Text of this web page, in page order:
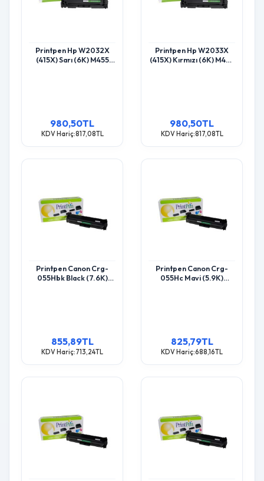
Printpen Hp W2032X
(415X) Sarı (6K) M455
980,50TL
KDV Hariç:817,08TL
Printpen Hp W2033X
(415X) Kırmızı (6K) M455
980,50TL
KDV Hariç:817,08TL
Printpen Canon Crg-
055Hbk Black (7.6K)
855,89TL
KDV Hariç:713,24TL
Printpen Canon Crg-
055Hc Mavi (5.9K)
825,79TL
KDV Hariç:688,16TL